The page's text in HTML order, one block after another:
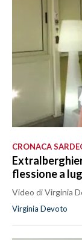
CRONACA
flessione a
Video di Virginia
Virginia Devoto